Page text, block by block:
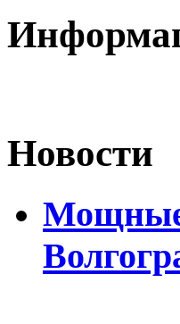
Новости
Мощные